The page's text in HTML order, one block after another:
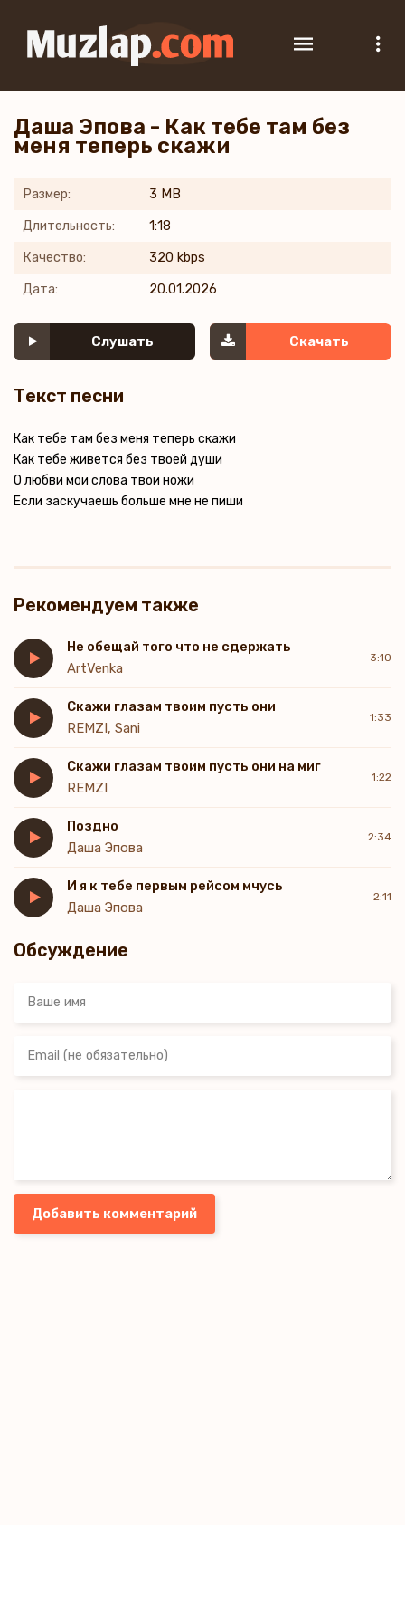
Даша Эпова - Как тебе там без
меня теперь скажи
Размер: 3 MB
Длительность: 1:18
Качество: 320 kbps
Дата: 20.01.2026
Слушать Скачать
Текст песни
Как тебе там без меня теперь скажи
Как тебе живется без твоей души
О любви мои слова твои ножи
Если заскучаешь больше мне не пиши
Рекомендуем также
Не обещай того что не сдержать
ArtVenka
3:10
Скажи глазам твоим пусть они
REMZI, Sani
1:33
Скажи глазам твоим пусть они на миг
REMZI
1:22
Поздно
Даша Эпова
2:34
И я к тебе первым рейсом мчусь
Даша Эпова
2:11
Обсуждение
Добавить комментарий